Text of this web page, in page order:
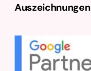
Auszeichnungen